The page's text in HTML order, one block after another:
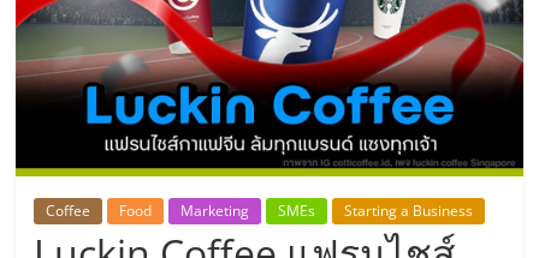
ประเทศไทย,
ThaiSMEsCenter,
รวม
Coffee Food Marketing SMEs Starting a Business